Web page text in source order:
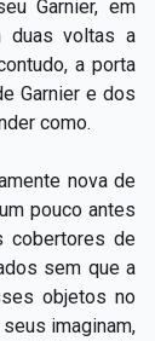
Garnier, em
duas voltas a
a porta
Garnier e dos
como.
nova de
pouco antes
cobertores de
sem que a
objetos no
imaginam,